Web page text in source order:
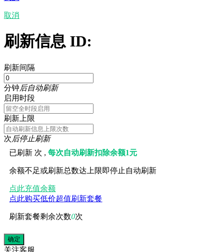
取消
刷新信息 ID:
刷新间隔
分钟后自动刷新
启用时段
刷新上限
次后停止刷新
已刷新 次 ,每次自动刷新扣除余额1元
余额不足或刷新总数达上限即停止自动刷新
点此充值余额
点此购买低价超值刷新套餐
刷新套餐剩余次数0次
关注客服